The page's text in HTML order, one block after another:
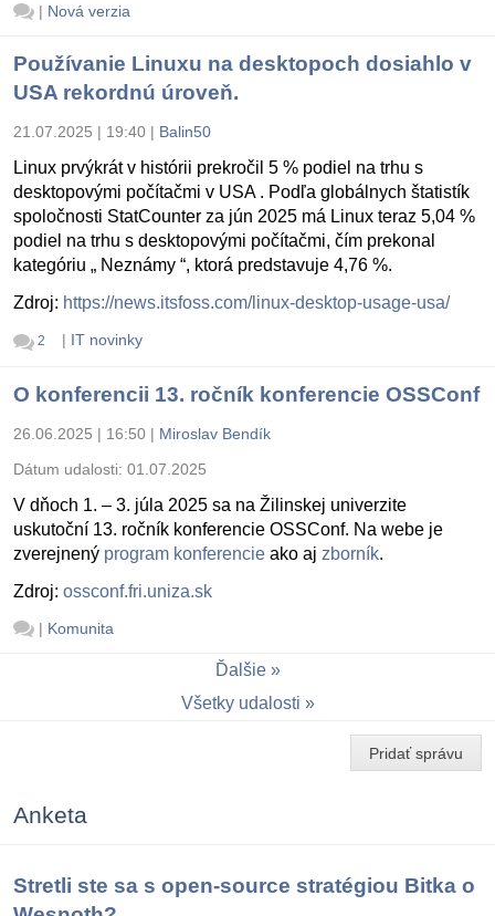
| Nová verzia
Používanie Linuxu na desktopoch dosiahlo v
USA rekordnú úroveň.
21.07.2025 | 19:40 | Balin50
Linux prvýkrát v histórii prekročil 5 % podiel na trhu s
desktopovými počítačmi v USA . Podľa globálnych štatistík
spoločnosti StatCounter za jún 2025 má Linux teraz 5,04 %
podiel na trhu s desktopovými počítačmi, čím prekonal
kategóriu „ Neznámy “, ktorá predstavuje 4,76 %.
Zdroj: https://news.itsfoss.com/linux-desktop-usage-usa/
2 | IT novinky
O konferencii 13. ročník konferencie OSSConf
26.06.2025 | 16:50 | Miroslav Bendík
Dátum udalosti: 01.07.2025
V dňoch 1. – 3. júla 2025 sa na Žilinskej univerzite
uskutoční 13. ročník konferencie OSSConf. Na webe je
zverejnený program konferencie ako aj zborník.
Zdroj: ossconf.fri.uniza.sk
| Komunita
Ďalšie
Všetky udalosti
Pridať správu
Anketa
Stretli ste sa s open-source stratégiou Bitka o